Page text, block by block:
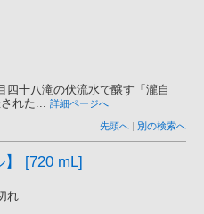
四十八滝の伏流水で醸す「瀧自
れた... 詳細ページへ
先頭へ | 別の検索へ
[720 mL]
れ